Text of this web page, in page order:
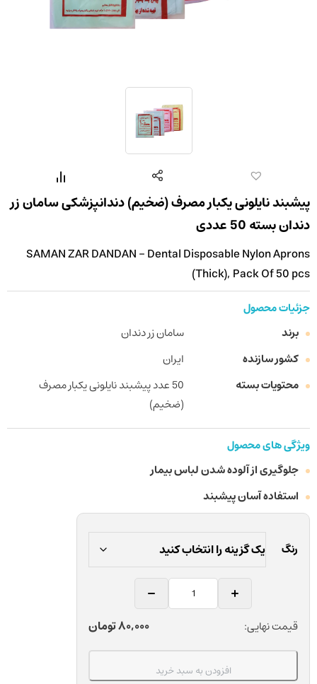
پیشبند نایلونی یکبار مصرف (ضخیم) دندانپزشکی سامان زر
دندان بسته 50 عددی
SAMAN ZAR DANDAN - Dental Disposable Nylon Aprons
(Thick), Pack Of 50 pcs
جزئیات محصول
برند
سامان زر دندان
کشور سازنده
ایران
محتویات بسته
50 عدد پیشبند نایلونی یکبار مصرف
(ضخیم)
ویژگی های محصول
جلوگیری از آلوده شدن لباس بیمار
استفاده آسان پیشبند
رنگ
پیشبند
نایلونی
قیمت نهایی: 80,000تومان
افزودن به سبد خرید